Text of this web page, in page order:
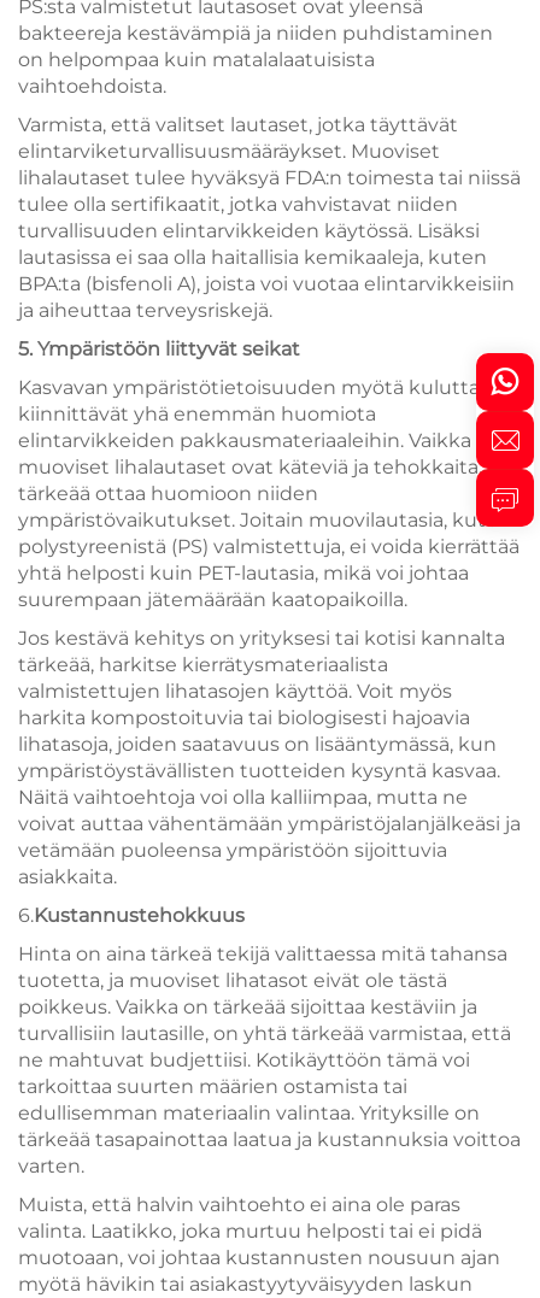
PS:sta valmistetut lautasoset ovat yleensä
bakteereja kestävämpiä ja niiden puhdistaminen
on helpompaa kuin matalalaatuisista
vaihtoehdoista.
Varmista, että valitset lautaset, jotka täyttävät
elintarviketurvallisuusmääräykset. Muoviset
lihalautaset tulee hyväksyä FDA:n toimesta tai niissä
tulee olla sertifikaatit, jotka vahvistavat niiden
turvallisuuden elintarvikkeiden käytössä. Lisäksi
lautasissa ei saa olla haitallisia kemikaaleja, kuten
BPA:ta (bisfenoli A), joista voi vuotaa elintarvikkeisiin
ja aiheuttaa terveysriskejä.
5. Ympäristöön liittyvät seikat
Kasvavan ympäristötietoisuuden myötä kuluttajat
kiinnittävät yhä enemmän huomiota
elintarvikkeiden pakkausmateriaaleihin. Vaikka
muoviset lihalautaset ovat käteviä ja tehokkaita, on
tärkeää ottaa huomioon niiden
ympäristövaikutukset. Joitain muovilautasia, kuten
polystyreenistä (PS) valmistettuja, ei voida kierrättää
yhtä helposti kuin PET-lautasia, mikä voi johtaa
suurempaan jätemäärään kaatopaikoilla.
Jos kestävä kehitys on yrityksesi tai kotisi kannalta
tärkeää, harkitse kierrätysmateriaalista
valmistettujen lihatasojen käyttöä. Voit myös
harkita kompostoituvia tai biologisesti hajoavia
lihatasoja, joiden saatavuus on lisääntymässä, kun
ympäristöystävällisten tuotteiden kysyntä kasvaa.
Näitä vaihtoehtoja voi olla kalliimpaa, mutta ne
voivat auttaa vähentämään ympäristöjalanjälkeäsi ja
vetämään puoleensa ympäristöön sijoittuvia
asiakkaita.
6.Kustannustehokkuus
Hinta on aina tärkeä tekijä valittaessa mitä tahansa
tuotetta, ja muoviset lihatasot eivät ole tästä
poikkeus. Vaikka on tärkeää sijoittaa kestäviin ja
turvallisiin lautasille, on yhtä tärkeää varmistaa, että
ne mahtuvat budjettiisi. Kotikäyttöön tämä voi
tarkoittaa suurten määrien ostamista tai
edullisemman materiaalin valintaa. Yrityksille on
tärkeää tasapainottaa laatua ja kustannuksia voittoa
varten.
Muista, että halvin vaihtoehto ei aina ole paras
valinta. Laatikko, joka murtuu helposti tai ei pidä
muotoaan, voi johtaa kustannusten nousuun ajan
myötä hävikin tai asiakastyytyväisyyden laskun